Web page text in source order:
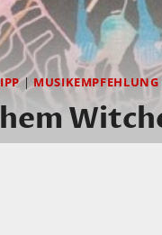
|MUSIKEMPFEHLUNG